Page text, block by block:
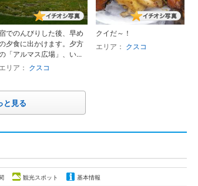
でのんびりした後、早め
夕食に出かけます。夕方
「アルマス広場」、い...
エリア： クスコ
クイだ～！
エリア： クスコ
と見る
観光スポット 基本情報